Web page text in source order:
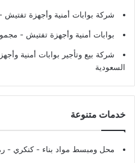
شركة بوابات أمنية وأجهزة تفتيش
بوابات أمنية وأجهزة تفتيش -
شركة بيع وتأجير بوابات أمنية
السعودية
خدمات متنوعة
محل ومبسط مواد بناء - كنكري -